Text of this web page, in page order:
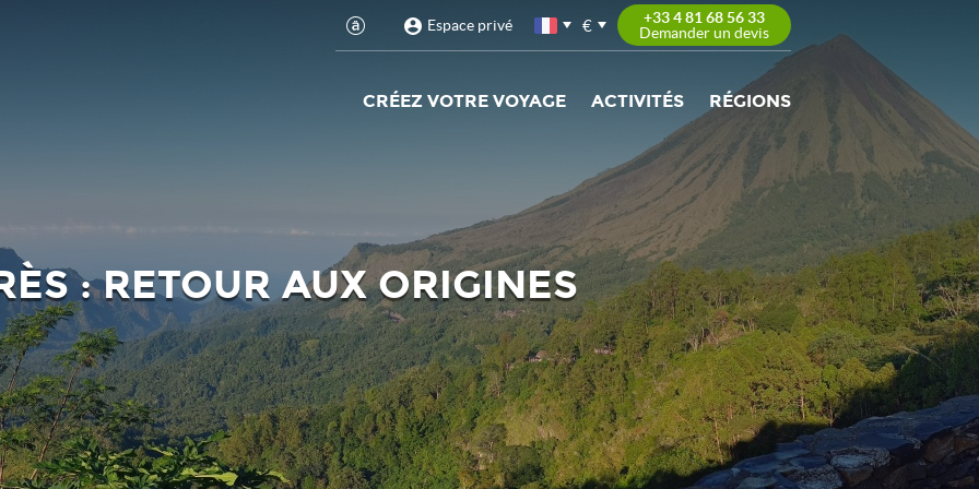
Espace privé €
+33 4 81 68 56 33
Demander un devis
CRÉEZ VOTRE VOYAGE ACTIVITÉS RÉGIONS
: RETOUR AUX ORIGINES